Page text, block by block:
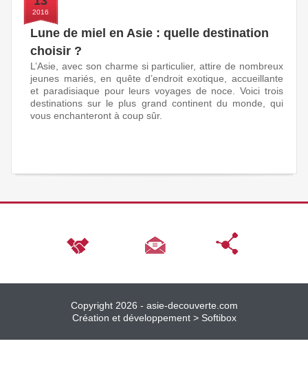
2016
Lune de miel en Asie : quelle destination
choisir ?
L’Asie, avec son charme si particulier, attire de nombreux
jeunes mariés, en quête d’endroit exotique, accueillante
et paradisiaque pour leurs voyages de noce. Voici trois
destinations sur le plus grand continent du monde, qui
vous enchanteront à coup sûr.
Copyright 2026 - asie-decouverte.com
Création et développement > Softibox